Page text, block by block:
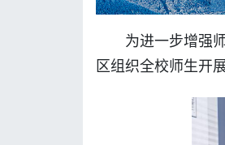
为进一步增强
区组织全校师生开